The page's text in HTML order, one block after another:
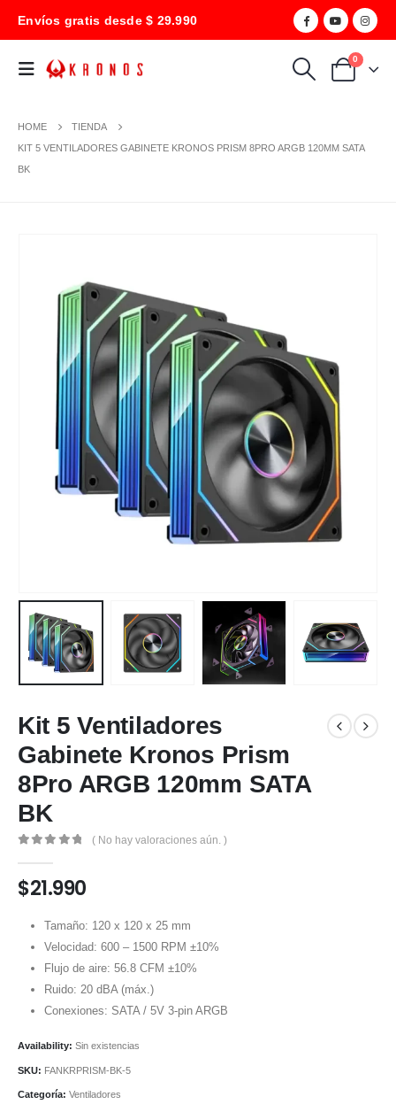
Envíos gratis desde $ 29.990
0
HOME
TIENDA
KIT 5 VENTILADORES GABINETE KRONOS PRISM 8PRO ARGB 120MM SATA
BK
Kit 5 Ventiladores
Gabinete Kronos Prism
8Pro ARGB 120mm SATA
BK
( No hay valoraciones aún. )
$21.990
Tamaño: 120 x 120 x 25 mm
Velocidad: 600 – 1500 RPM ±10%
Flujo de aire: 56.8 CFM ±10%
Ruido: 20 dBA (máx.)
Conexiones: SATA / 5V 3-pin ARGB
Availability: Sin existencias
SKU: FANKRPRISM-BK-5
Categoría: Ventiladores